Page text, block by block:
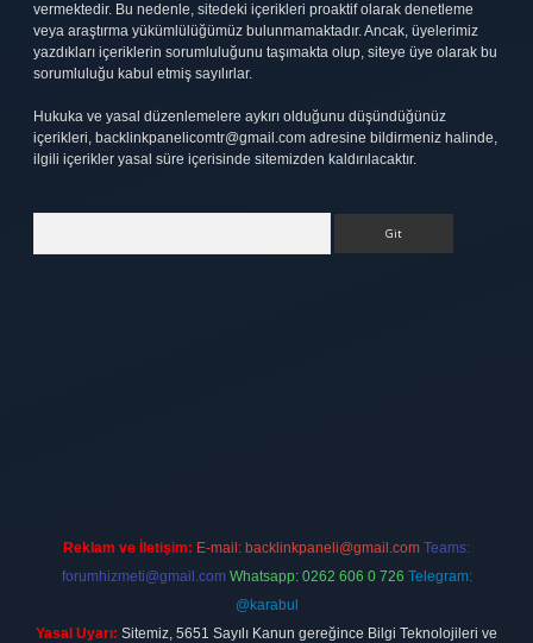
vermektedir. Bu nedenle, sitedeki içerikleri proaktif olarak denetleme
veya araştırma yükümlülüğümüz bulunmamaktadır. Ancak, üyelerimiz
yazdıkları içeriklerin sorumluluğunu taşımakta olup, siteye üye olarak bu
sorumluluğu kabul etmiş sayılırlar.
Hukuka ve yasal düzenlemelere aykırı olduğunu düşündüğünüz
içerikleri, backlinkpanelicomtr@gmail.com adresine bildirmeniz halinde,
ilgili içerikler yasal süre içerisinde sitemizden kaldırılacaktır.
Reklam ve İletişim: E-mail: backlinkpaneli@gmail.com Teams:
forumhizmeti@gmail.com Whatsapp: 0262 606 0 726 Telegram:
@karabul
Yasal Uyarı: Sitemiz, 5651 Sayılı Kanun gereğince Bilgi Teknolojileri ve